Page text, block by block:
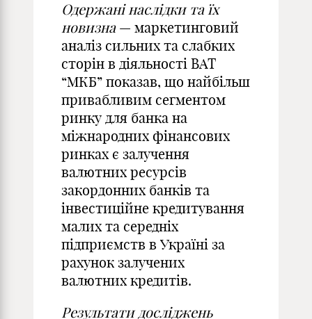
Одержані наслідки та їх
новизна— маркетинговий
аналіз сильних та слабких
сторін в діяльності ВАТ
“МКБ” показав, що найбільш
привабливим сегментом
ринку для банка на
міжнародних фінансових
ринках є залучення
валютних ресурсів
закордонних банків та
інвестиційне кредитування
малих та середніх
підприємств в Україні за
рахунок залучених
валютних кредитів.
Результати досліджень